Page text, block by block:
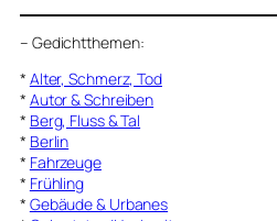
– Gedichtthemen:
* Alter, Schmerz, Tod
* Autor & Schreiben
* Berg, Fluss & Tal
* Berlin
* Fahrzeuge
* Frühling
* Gebäude & Urbanes